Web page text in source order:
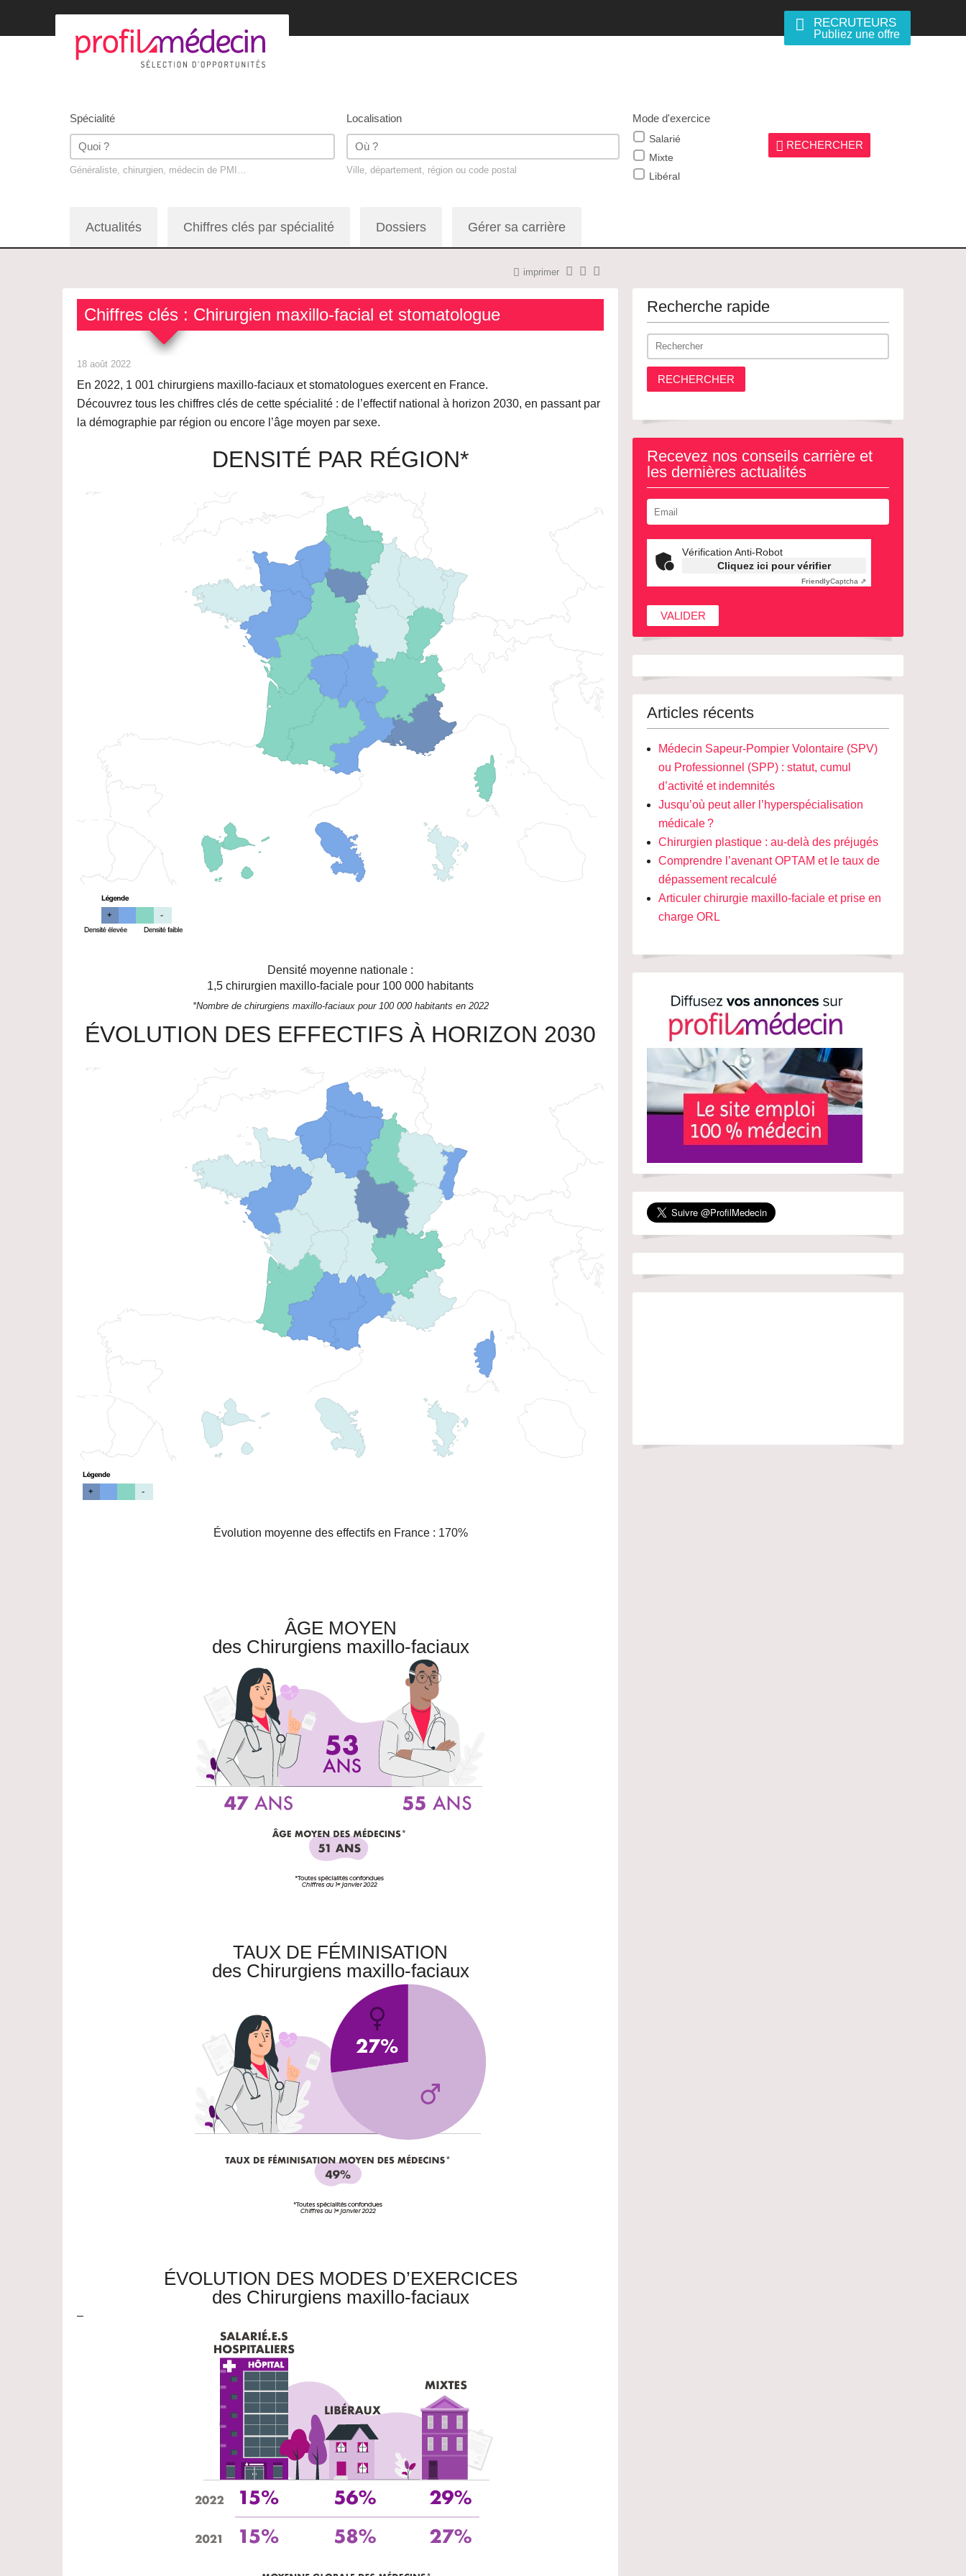
RECRUTEURS
Publiez une offre
Spécialité
Généraliste, chirurgien, médecin de PMI…
Localisation
Ville, département, région ou code postal
Mode d'exercice
Salarié
Mixte
Libéral
RECHERCHER
Actualités Chiffres clés par spécialité Dossiers Gérer sa carrière
imprimer
Chiffres clés : Chirurgien maxillo-facial et stomatologue
18 août 2022
En 2022, 1 001 chirurgiens maxillo-faciaux et stomatologues exercent en France.
Découvrez tous les chiffres clés de cette spécialité : de l’effectif national à horizon 2030, en passant par
la démographie par région ou encore l’âge moyen par sexe.
DENSITÉ PAR RÉGION*
Densité moyenne nationale :
1,5 chirurgien maxillo-faciale pour 100 000 habitants
*Nombre de chirurgiens maxillo-faciaux pour 100 000 habitants en 2022
ÉVOLUTION DES EFFECTIFS À HORIZON 2030
Évolution moyenne des effectifs en France : 170%
ÂGE MOYEN
des Chirurgiens maxillo-faciaux
TAUX DE FÉMINISATION
des Chirurgiens maxillo-faciaux
ÉVOLUTION DES MODES D’EXERCICES
des Chirurgiens maxillo-faciaux
–
Recherche rapide
RECHERCHER
Recevez nos conseils carrière et
les dernières actualités
Vérification Anti-Robot
Cliquez ici pour vérifier
FriendlyCaptcha ⇗
Articles récents
Médecin Sapeur-Pompier Volontaire (SPV)
ou Professionnel (SPP) : statut, cumul
d’activité et indemnités
Jusqu’où peut aller l’hyperspécialisation
médicale ?
Chirurgien plastique : au-delà des préjugés
Comprendre l’avenant OPTAM et le taux de
dépassement recalculé
Articuler chirurgie maxillo-faciale et prise en
charge ORL